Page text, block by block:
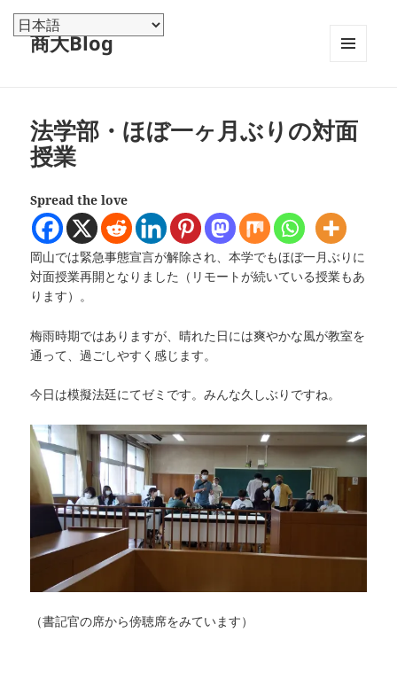
商大Blog
ット
法学部・ほぼ一ヶ月ぶりの対面
授業
Spread the love
岡山では緊急事態宣言が解除され、本学でもほぼ一月ぶりに
対面授業再開となりました（リモートが続いている授業もあ
ります）。
梅雨時期ではありますが、晴れた日には爽やかな風が教室を
通って、過ごしやすく感じます。
今日は模擬法廷にてゼミです。みんな久しぶりですね。
（書記官の席から傍聴席をみています）